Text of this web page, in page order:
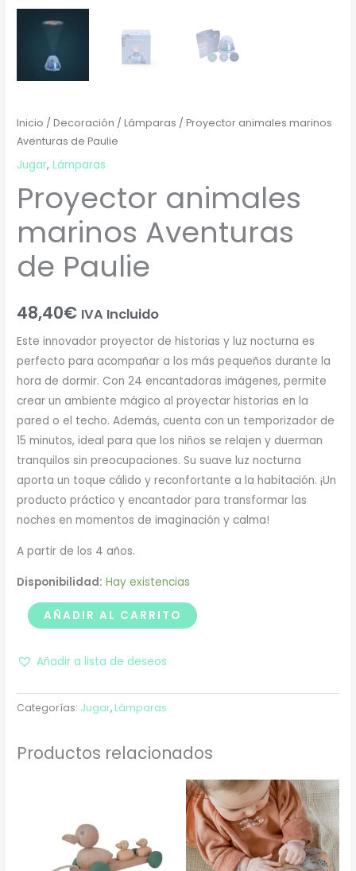
Inicio /Decoración /Lámparas / Proyector animales marinos
Aventuras de Paulie
Jugar,Lámparas
Proyector animales
marinos Aventuras
de Paulie
48,40€ IVA Incluido
Este innovador proyector de historias y luz nocturna es
perfecto para acompañar a los más pequeños durante la
hora de dormir. Con 24 encantadoras imágenes, permite
crear un ambiente mágico al proyectar historias en la
pared o el techo. Además, cuenta con un temporizador de
15 minutos, ideal para que los niños se relajen y duerman
tranquilos sin preocupaciones. Su suave luz nocturna
aporta un toque cálido y reconfortante a la habitación. ¡Un
producto práctico y encantador para transformar las
noches en momentos de imaginación y calma!
A partir de los 4 años.
Disponibilidad: Hay existencias
AÑADIR AL CARRITO
Añadir a lista de deseos
Categorías: Jugar, Lámparas
Productos relacionados